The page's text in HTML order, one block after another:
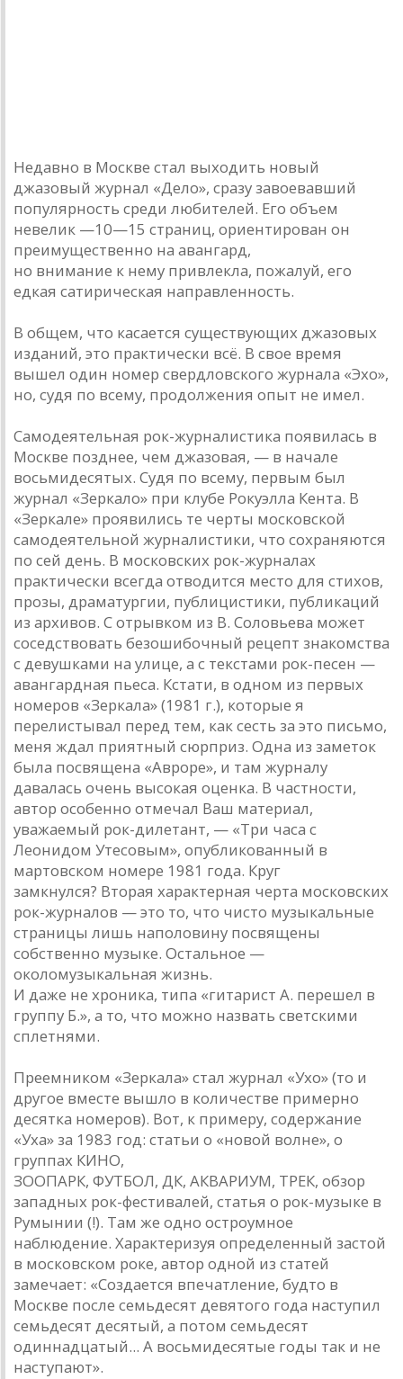
Недавно в Москве стал выходить новый
джазовый журнал «Дело», сразу завоевавший
популярность среди любителей. Его объем
невелик —10—15 страниц, ориентирован он
преимущественно на авангард,
но внимание к нему привлекла, пожалуй, его
едкая сатирическая направленность.
В общем, что касается существующих джазовых
изданий, это практически всё. В свое время
вышел один номер свердловского журнала «Эхо»,
но, судя по всему, продолжения опыт не имел.
Самодеятельная рок-журналистика появилась в
Москве позднее, чем джазовая, — в начале
восьмидесятых. Судя по всему, первым был
журнал «Зеркало» при клубе Рокуэлла Кента. В
«Зеркале» проявились те черты московской
самодеятельной журналистики, что сохраняются
по сей день. В московских рок-журналах
практически всегда отводится место для стихов,
прозы, драматургии, публицистики, публикаций
из архивов. С отрывком из В. Соловьева может
соседствовать безошибочный рецепт знакомства
с девушками на улице, а с текстами рок-песен —
авангардная пьеса. Кстати, в одном из первых
номеров «Зеркала» (1981 г.), которые я
перелистывал перед тем, как сесть за это письмо,
меня ждал приятный сюрприз. Одна из заметок
была посвящена «Авроре», и там журналу
давалась очень высокая оценка. В частности,
автор особенно отмечал Ваш материал,
уважаемый рок-дилетант, — «Три часа с
Леонидом Утесовым», опубликованный в
мартовском номере 1981 года. Круг
замкнулся? Вторая характерная черта московских
рок-журналов — это то, что чисто музыкальные
страницы лишь наполовину посвящены
собственно музыке. Остальное —
околомузыкальная жизнь.
И даже не хроника, типа «гитарист А. перешел в
группу Б.», а то, что можно назвать светскими
сплетнями.
Преемником «Зеркала» стал журнал «Ухо» (то и
другое вместе вышло в количестве примерно
десятка номеров). Вот, к примеру, содержание
«Уха» за 1983 год: статьи о «новой волне», о
группах КИНО,
ЗООПАРК, ФУТБОЛ, ДК, АКВАРИУМ, ТРЕК, обзор
западных рок-фестивалей, статья о рок-музыке в
Румынии (!). Там же одно остроумное
наблюдение. Характеризуя определенный застой
в московском роке, автор одной из статей
замечает: «Создается впечатление, будто в
Москве после семьдесят девятого года наступил
семьдесят десятый, а потом семьдесят
одиннадцатый... А восьмидесятые годы так и не
наступают».